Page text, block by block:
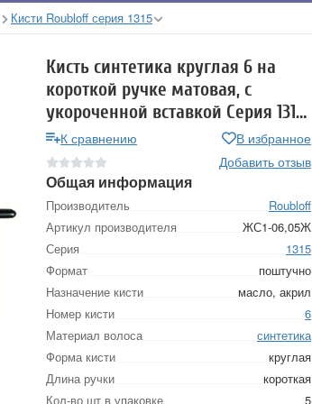
Кисти Roubloff серия 1315
Кисть синтетика круглая 6 на
короткой ручке матовая, с
укороченной вставкой Серия 1315
ЖС1-06,05Ж
К сравнению
В избранное
Добавить отзыв
Общая информация
Производитель
Roubloff
Артикул производителя
ЖС1-06,05Ж
Серия
1315
Формат
поштучно
Назначение кисти
масло, акрил
Номер кисти
6
Материал волоса
синтетика
Форма кисти
круглая
Длина ручки
короткая
Кол-во шт в упаковке
5